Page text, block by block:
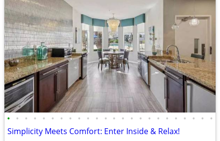
• • • • • • • • • • • • • • • • • • • • • • • •
Simplicity Meets Comfort: Enter Inside & Relax!